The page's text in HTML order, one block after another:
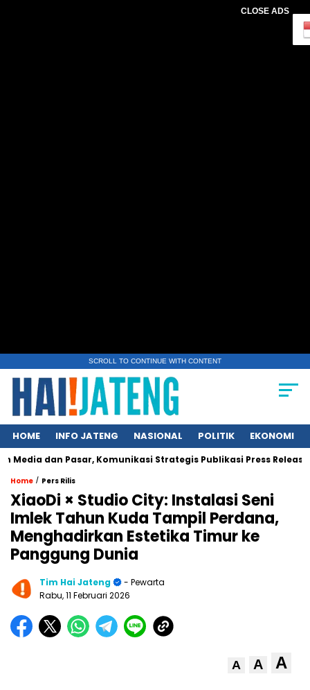
CLOSE ADS
SCROLL TO CONTINUE WITH CONTENT
HOME INFO JATENG NASIONAL POLITIK EKONOMI
Pasar, Komunikasi Strategis Publikasi Press Release
Home / Pers Rilis
XiaoDi × Studio City: Instalasi Seni
Imlek Tahun Kuda Tampil Perdana,
Menghadirkan Estetika Timur ke
Panggung Dunia
Tim Hai Jateng
- Pewarta
Rabu, 11 Februari 2026
A A A